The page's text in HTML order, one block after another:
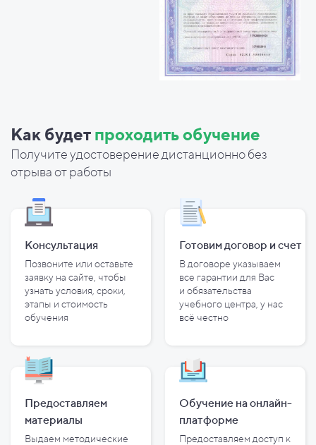
Как будет проходить обучение
Получите удостоверение дистанционно без
отрыва от работы
Консультация
Позвоните или оставьте
заявку на сайте, чтобы
узнать условия, сроки,
этапы и стоимость
обучения
Готовим договор и счет
В договоре указываем
все гарантии для Вас
и обязательства
учебного центра, у нас
всё честно
Предоставляем
материалы
Выдаем методические
Обучение на онлайн-
платформе
Предоставляем доступ к